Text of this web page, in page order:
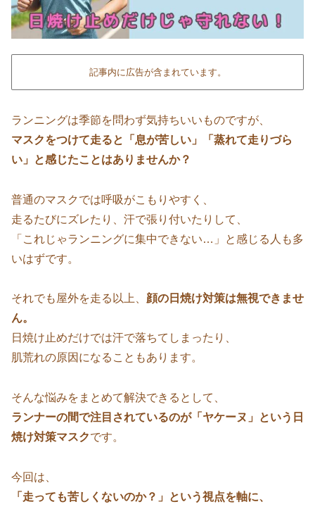
記事内に広告が含まれています。
ランニングは季節を問わず気持ちいいものですが、
マスクをつけて走ると「息が苦しい」「蒸れて走りづら
い」と感じたことはありませんか？
普通のマスクでは呼吸がこもりやすく、
走るたびにズレたり、汗で張り付いたりして、
「これじゃランニングに集中できない…」と感じる人も多
いはずです。
それでも屋外を走る以上、 顔の日焼け対策は無視できませ
ん。
日焼け止めだけでは汗で落ちてしまったり、
肌荒れの原因になることもあります。
そんな悩みをまとめて解決できるとして、
ランナーの間で注目されているのが「ヤケーヌ」という日
焼け対策マスクです。
今回は、
「走っても苦しくないのか？」という視点を軸に、